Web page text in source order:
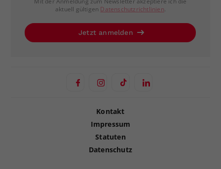
aktuell gültigen Datenschutzrichtlinien.
Jetzt anmelden
Kontakt
Impressum
Statuten
Datenschutz